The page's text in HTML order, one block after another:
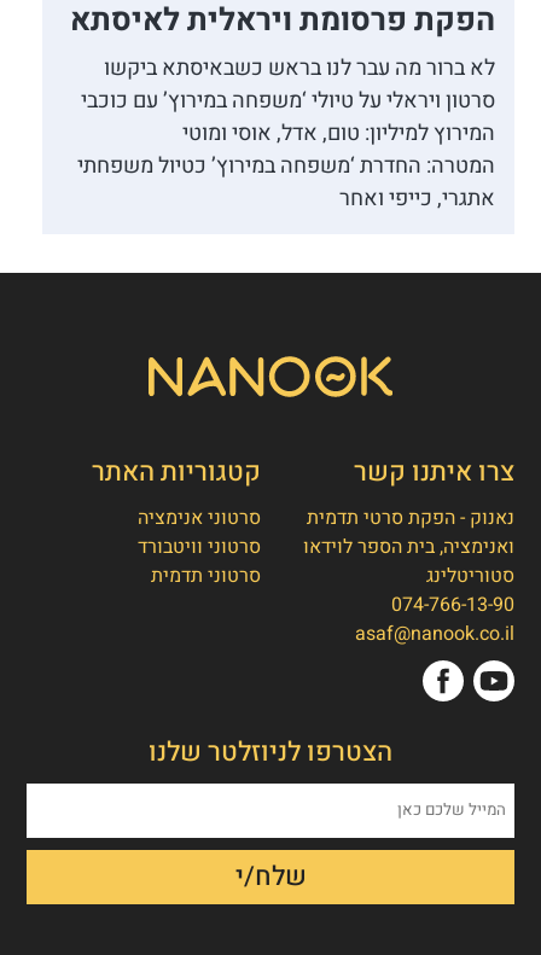
הפקת פרסומת ויראלית לאיסתא
לא ברור מה עבר לנו בראש כשבאיסתא ביקשו
סרטון ויראלי על טיולי ‘משפחה במירוץ’ עם כוכבי
המירוץ למיליון: טום, אדל, אוסי ומוטי
המטרה: החדרת ‘משפחה במירוץ’ כטיול משפחתי
אתגרי, כייפי ואחר
צרו איתנו קשר
נאנוק - הפקת סרטי תדמית
ואנימציה, בית הספר לוידאו
סטוריטלינג
074-766-13-90
asaf@nanook.co.il
קטגוריות האתר
סרטוני אנימציה
סרטוני וויטבורד
סרטוני תדמית
הצטרפו לניוזלטר שלנו
לאתר שלנו!
איך אפשר לעזור לכם היום?
1. הפקת סרט תדמית/אנימציה
2. הטוסטר חבילת סרטוני טסטמוניאלס -